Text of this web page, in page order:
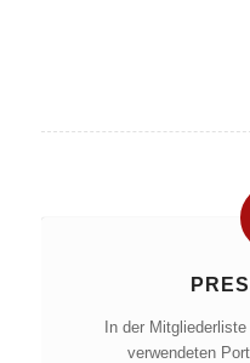
In der
verwendeten